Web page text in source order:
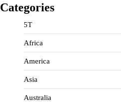
Categories
5T
Africa
America
Asia
Australia